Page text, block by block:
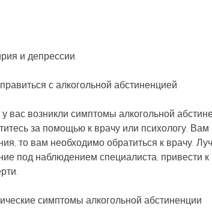
и депрессии.
с алкогольной абстиненцией
вас возникли симптомы алкогольной
за помощью к врачу или психологу. Вам
то вам необходимо обратиться к врачу.
под наблюдением специалиста, привести
симптомы алкогольной абстиненции